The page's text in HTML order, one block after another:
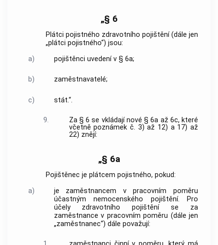
„§ 6
Plátci pojistného zdravotního pojištění (dále jen
„plátci pojistného“) jsou:
a)
pojištěnci uvedení v § 6a;
b) zaměstnavatelé;
c) stát.“.
9.
Za § 6 se vkládají nové § 6a až 6c, které
včetně poznámek č. 3) až 12) a 17) až
22) znějí:
„§ 6a
Pojištěnec je plátcem pojistného, pokud:
a)
je zaměstnancem v pracovním poměru
účastným nemocenského pojištění. Pro
účely zdravotního pojištění se za
zaměstnance v pracovním poměru (dále jen
„zaměstnanec“) dále považují: